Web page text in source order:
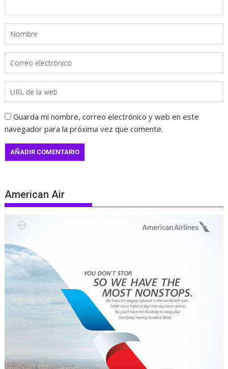
Guarda mi nombre, correo electrónico y web en este
navegador para la próxima vez que comente.
American Air